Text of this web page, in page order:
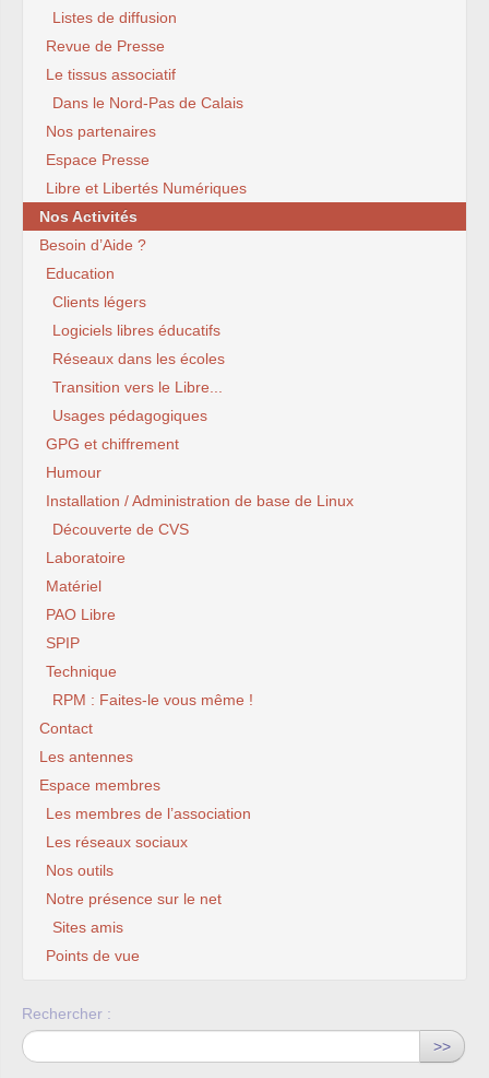
Listes de diffusion
Revue de Presse
Le tissus associatif
Dans le Nord-Pas de Calais
Nos partenaires
Espace Presse
Libre et Libertés Numériques
Nos Activités
Besoin d’Aide ?
Education
Clients légers
Logiciels libres éducatifs
Réseaux dans les écoles
Transition vers le Libre...
Usages pédagogiques
GPG et chiffrement
Humour
Installation / Administration de base de Linux
Découverte de CVS
Laboratoire
Matériel
PAO Libre
SPIP
Technique
RPM : Faites-le vous même !
Contact
Les antennes
Espace membres
Les membres de l’association
Les réseaux sociaux
Nos outils
Notre présence sur le net
Sites amis
Points de vue
Rechercher :
>>